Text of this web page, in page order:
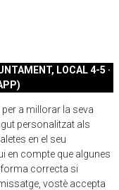
LOCAL 4-5 ·
a millorar la seva
personalitzat als
en el seu
en compte que algunes
correcta si
vostè accepta